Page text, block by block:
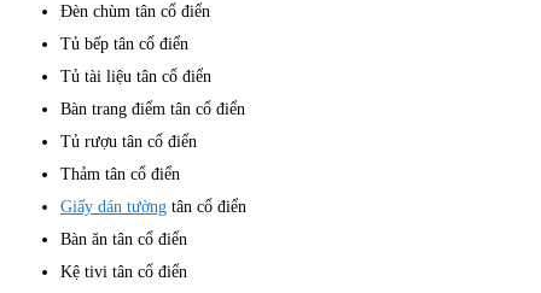
Đèn chùm tân cổ điển
Tủ bếp tân cổ điển
Tủ tài liệu tân cổ điển
Bàn trang điểm tân cổ điển
Tủ rượu tân cổ điển
Thảm tân cổ điển
Giấy dán tường tân cổ điển
Bàn ăn tân cổ điển
Kệ tivi tân cổ điển